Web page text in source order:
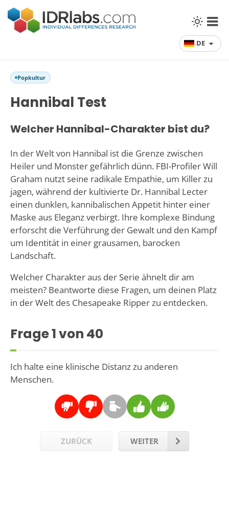
DE
Popkultur
Hannibal Test
Welcher Hannibal-Charakter bist du?
In der Welt von Hannibal ist die Grenze zwischen
Heiler und Monster gefährlich dünn. FBI-Profiler Will
Graham nutzt seine radikale Empathie, um Killer zu
jagen, während der kultivierte Dr. Hannibal Lecter
einen dunklen, kannibalischen Appetit hinter einer
Maske aus Eleganz verbirgt. Ihre komplexe Bindung
erforscht die Verführung der Gewalt und den Kampf
um Identität in einer grausamen, barocken
Landschaft.
Welcher Charakter aus der Serie ähnelt dir am
meisten? Beantworte diese Fragen, um deinen Platz
in der Welt des Chesapeake Ripper zu entdecken.
Frage1von 40
Ich halte eine klinische Distanz zu anderen
Menschen.
ZURÜCK WEITER